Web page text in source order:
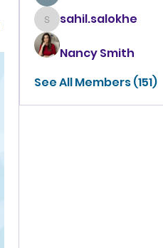
sahil.salokhe
sahil.salokhe
Nancy Smith
See All Members (151)